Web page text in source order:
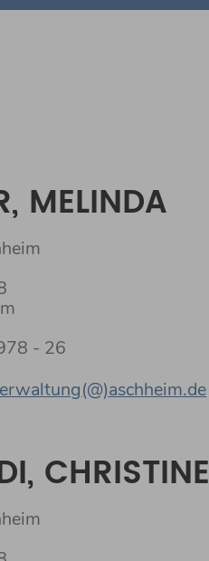
MELINDA
- 26
CHRISTINE